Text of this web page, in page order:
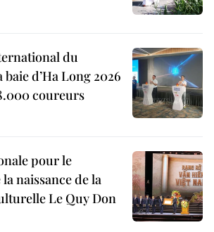
du
d’Ha Long 2026
coureurs
pour le
naissance de la
Le Quy Don